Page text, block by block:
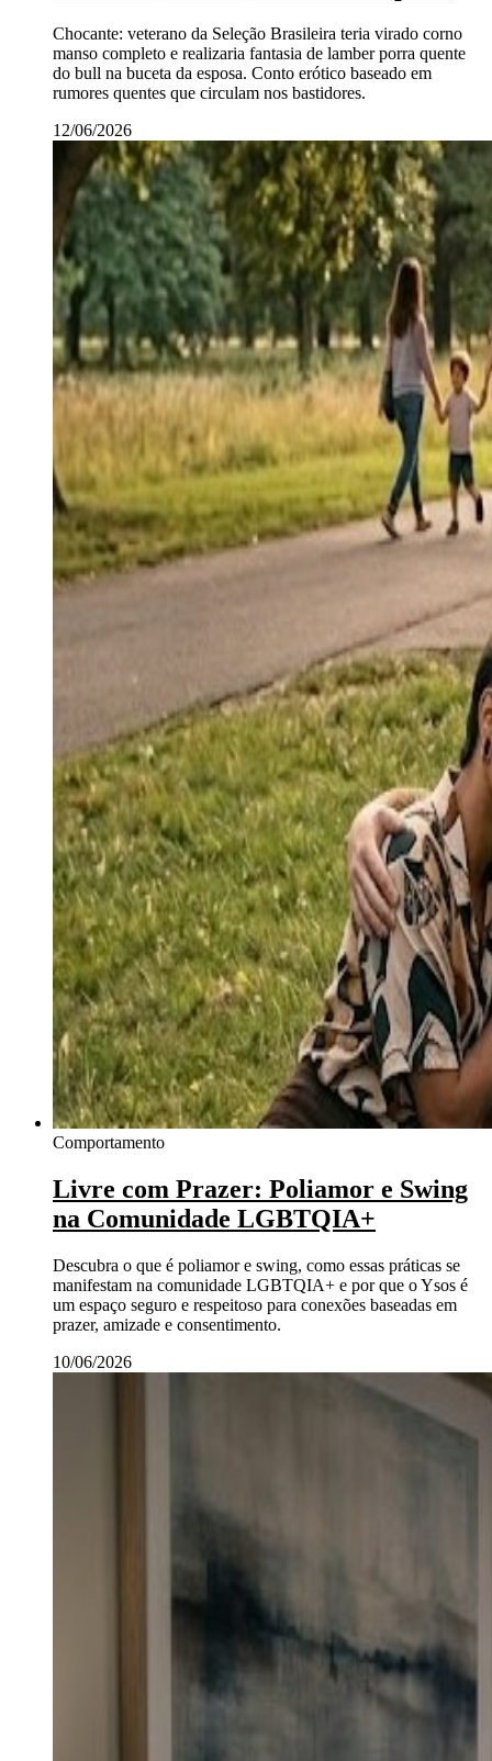
Chocante: veterano da Seleção Brasileira teria virado corno
manso completo e realizaria fantasia de lamber porra quente
do bull na buceta da esposa. Conto erótico baseado em
rumores quentes que circulam nos bastidores.
12/06/2026
Comportamento
Livre com Prazer: Poliamor e Swing
na Comunidade LGBTQIA+
Descubra o que é poliamor e swing, como essas práticas se
manifestam na comunidade LGBTQIA+ e por que o Ysos é
um espaço seguro e respeitoso para conexões baseadas em
prazer, amizade e consentimento.
10/06/2026